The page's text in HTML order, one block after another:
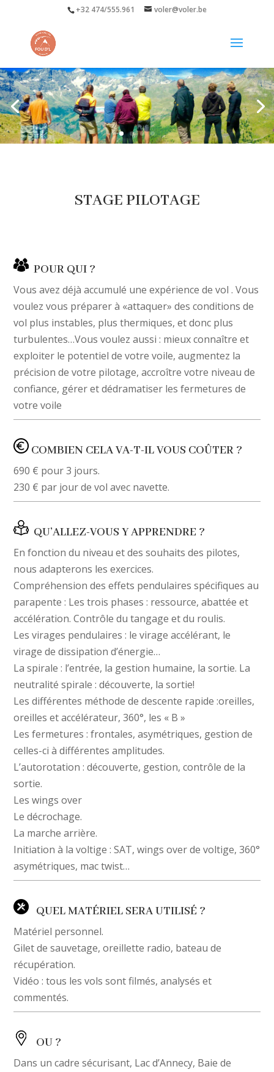
+32 474/555.961 voler@voler.be
STAGE PILOTAGE
POUR QUI ?
Vous avez déjà accumulé une expérience de vol . Vous
voulez vous préparer à «attaquer» des conditions de
vol plus instables, plus thermiques, et donc plus
turbulentes…Vous voulez aussi : mieux connaître et
exploiter le potentiel de votre voile, augmentez la
précision de votre pilotage, accroître votre niveau de
confiance, gérer et dédramatiser les fermetures de
votre voile
COMBIEN CELA VA-T-IL VOUS COÛTER ?
690 € pour 3 jours.
230 € par jour de vol avec navette.
QU’ALLEZ-VOUS Y APPRENDRE ?
En fonction du niveau et des souhaits des pilotes,
nous adapterons les exercices.
Compréhension des effets pendulaires spécifiques au
parapente : Les trois phases : ressource, abattée et
accélération. Contrôle du tangage et du roulis.
Les virages pendulaires : le virage accélérant, le
virage de dissipation d’énergie…
La spirale : l’entrée, la gestion humaine, la sortie. La
neutralité spirale : découverte, la sortie!
Les différentes méthode de descente rapide :oreilles,
oreilles et accélérateur, 360°, les « B »
Les fermetures : frontales, asymétriques, gestion de
celles-ci à différentes amplitudes.
L’autorotation : découverte, gestion, contrôle de la
sortie.
Les wings over
Le décrochage.
La marche arrière.
Initiation à la voltige : SAT, wings over de voltige, 360°
asymétriques, mac twist…
QUEL MATÉRIEL SERA UTILISÉ ?
Matériel personnel.
Gilet de sauvetage, oreillette radio, bateau de
récupération.
Vidéo : tous les vols sont filmés, analysés et
commentés.
OU ?
Dans un cadre sécurisant, Lac d’Annecy, Baie de